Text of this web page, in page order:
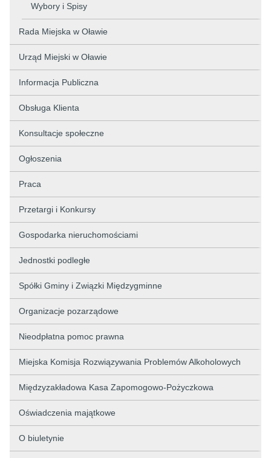
Wybory i Spisy
Rada Miejska w Oławie
Urząd Miejski w Oławie
Informacja Publiczna
Obsługa Klienta
Konsultacje społeczne
Ogłoszenia
Praca
Przetargi i Konkursy
Gospodarka nieruchomościami
Jednostki podległe
Spółki Gminy i Związki Międzygminne
Organizacje pozarządowe
Nieodpłatna pomoc prawna
Miejska Komisja Rozwiązywania Problemów Alkoholowych
Międzyzakładowa Kasa Zapomogowo-Pożyczkowa
Oświadczenia majątkowe
O biuletynie